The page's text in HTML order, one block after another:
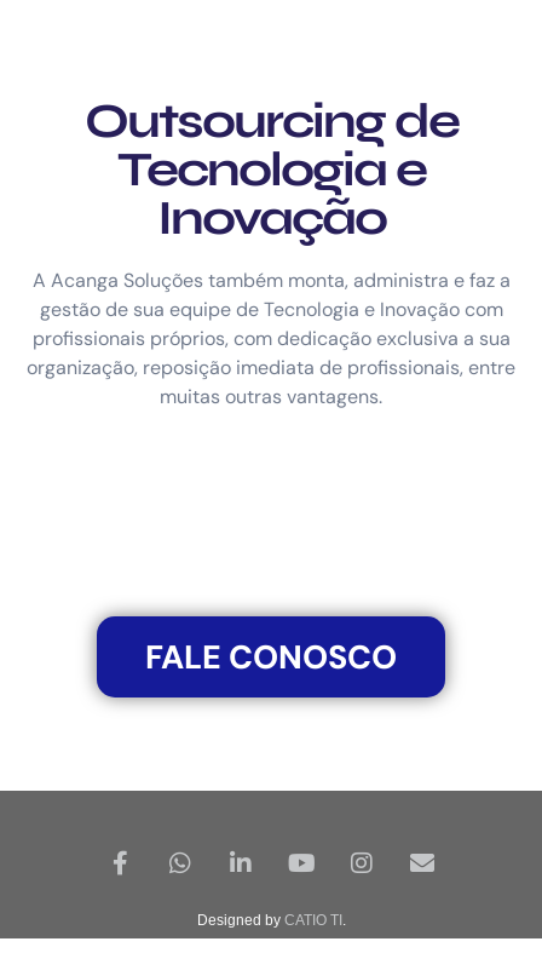
Outsourcing de
Tecnologia e
Inovação
A Acanga Soluções também monta, administra e faz a
gestão de sua equipe de Tecnologia e Inovação com
profissionais próprios, com dedicação exclusiva a sua
organização, reposição imediata de profissionais, entre
muitas outras vantagens.
FALE CONOSCO
Designed by CATIO TI